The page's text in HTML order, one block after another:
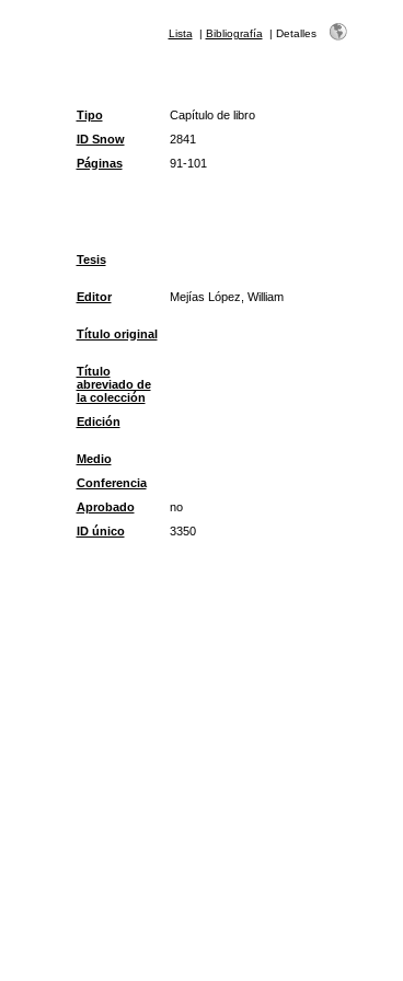
Lista | Bibliografía | Detalles
Tipo
Capítulo de libro
ID Snow
2841
Páginas
91-101
Tesis
Editor Mejías López, William
Título original
Título
abreviado de
la colección
Edición
Medio
Conferencia
Aprobado
no
ID único
3350